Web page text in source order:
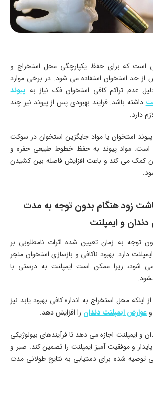
است که برای حفظ یکپارچگی محل استخراج و
از حد استخوان استفاده می شود. در برخی موارد
عدم تراکم کافی استخوان فک نیاز به پیوند
داشته باشد. فرایند بهبودی پس از پیوند نیز چند
دارد.
استخوان یا مواد جایگزین استخوان در سوکت
مواد پیوند به حفظ خطوط طبیعی حفره و
کمک می کند و باعث افزایش فاصله بین کشیدن
زود هنگام بدون توجه به مدت
و ایمپلنت
توجه به زمان تعیین شده اثرات نامطلوبی بر
دارد. بهبود ناکافی و بازسازی استخوان منجر
شود، زیرا ممکن است ایمپلنت به درستی با
اینکه محل استخراج به اندازه کافی بهبود یابد نیز
عوارض ایمپلنت دندان را افزایش دهد.
و ایمپلنت اجازه می دهد تا فرآیندهای بیولوژیکی
و موفقیت آمیز ایمپلنت را تضمین کند. صبر و
توصیه شده برای دستیابی به نتایج طولانی مدت